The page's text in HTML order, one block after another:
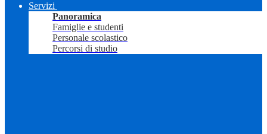
Servizi
Panoramica
Famiglie e studenti
Personale scolastico
Percorsi di studio